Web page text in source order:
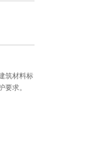
建筑材料标
。